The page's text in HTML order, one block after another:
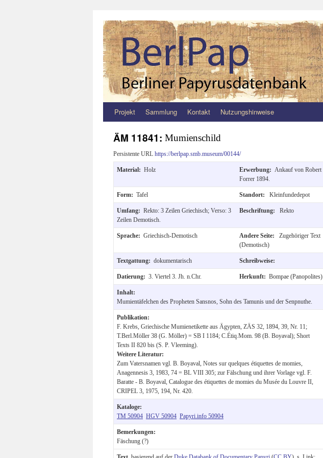
Zum
Inhalt
springen
Projekt Sammlung Kontakt Nutzungshinweise
ÄM 11841: Mumienschild
Persistente URL https://berlpap.smb.museum/00144/
Material: Holz Erwerbung: Ankauf von Robert
Forrer 1894.
Form: Tafel Standort: Kleinfundedepot
Umfang: Rekto: 3 Zeilen Griechisch; Verso: 3
Zeilen Demotisch.
Beschriftung: Rekto
Sprache: Griechisch-Demotisch Andere Seite:
Zugehöriger Text
(Demotisch)
Textgattung: dokumentarisch Schreibweise:
Datierung: 3. Viertel 3. Jh. n.Chr. Herkunft: Bompae (Panopolites)
Inhalt:
Mumientäfelchen des Propheten Sansnos, Sohn des Tamunis und der Senpnuthe.
Publikation:
F. Krebs, Griechische Mumienetikette aus Ägypten, ZÄS 32, 1894, 39, Nr. 11;
T.Berl.Möller 38 (G. Möller) = SB I 1184; C.Étiq.Mom. 98 (B. Boyaval); Short
Texts II 820 bis (S. P. Vleeming).
Weitere Literatur:
Zum Vatersnamen vgl. B. Boyaval, Notes sur quelques étiquettes de momies,
Anagennesis 3, 1983, 74 = BL VIII 305; zur Fälschung und ihrer Vorlage vgl. F.
Baratte - B. Boyaval, Catalogue des étiquettes de momies du Musée du Louvre II,
CRIPEL 3, 1975, 194, Nr. 420.
Kataloge:
TM 50904 HGV 50904 Papyri.info 50904
Bemerkungen:
Fäschung (?)